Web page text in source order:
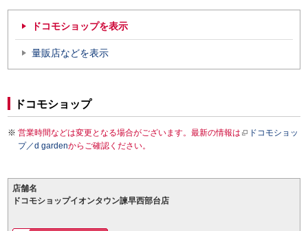
ドコモショップを表示
量販店などを表示
ドコモショップ
営業時間などは変更となる場合がございます。最新の情報は
ドコモショッ
プ／d gardenからご確認ください。
店舗名
ドコモショップイオンタウン諫早西部台店